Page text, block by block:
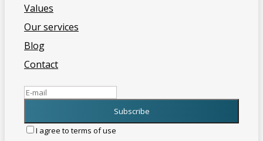
Values
Our services
Blog
Contact
I agree to terms of use